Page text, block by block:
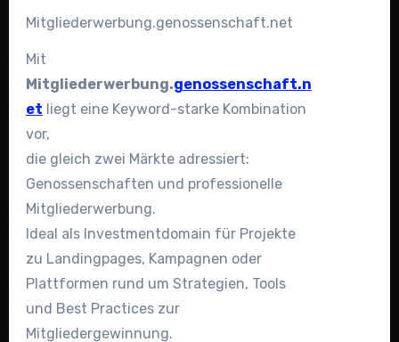
Mitgliederwerbung.genossenschaft.net
Mit
Mitgliederwerbung.genossenschaft.n
et liegt eine Keyword-starke Kombination
vor,
die gleich zwei Märkte adressiert:
Genossenschaften und professionelle
Mitgliederwerbung.
Ideal als Investmentdomain für Projekte
zu Landingpages, Kampagnen oder
Plattformen rund um Strategien, Tools
und Best Practices zur
Mitgliedergewinnung.